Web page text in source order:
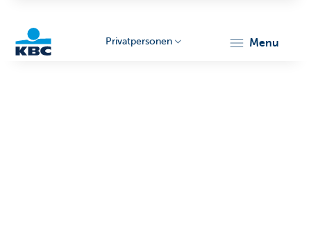
Privatpersonen menu